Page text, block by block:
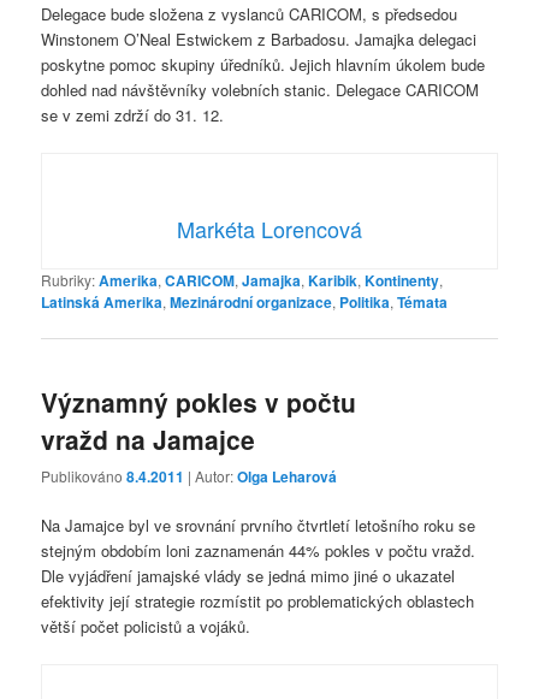
Delegace bude složena z vyslanců CARICOM, s předsedou
Winstonem O’Neal Estwickem z Barbadosu. Jamajka delegaci
poskytne pomoc skupiny úředníků. Jejich hlavním úkolem bude
dohled nad návštěvníky volebních stanic. Delegace CARICOM
se v zemi zdrží do 31. 12.
Markéta Lorencová
Rubriky:Amerika,CARICOM,Jamajka,Karibik,Kontinenty,
Latinská Amerika,Mezinárodní organizace, Politika,Témata
Významný pokles v počtu
vražd na Jamajce
Publikováno8.4.2011 | Autor:Olga Leharová
Na Jamajce byl ve srovnání prvního čtvrtletí letošního roku se
stejným obdobím loni zaznamenán 44% pokles v počtu vražd.
Dle vyjádření jamajské vlády se jedná mimo jiné o ukazatel
efektivity její strategie rozmístit po problematických oblastech
větší počet policistů a vojáků.